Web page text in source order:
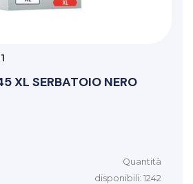
XL SERBATOIO NERO
Quantità
disponibili: 1242